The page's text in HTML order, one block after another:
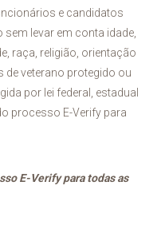
e candidatos
levar em conta idade,
raça, religião, orientação
de veterano protegido ou
por lei federal, estadual
processo E-Verify para
E-Verify para todas as